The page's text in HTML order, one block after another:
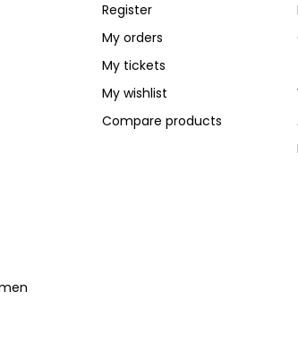
Register
My orders
My tickets
My wishlist
Compare products